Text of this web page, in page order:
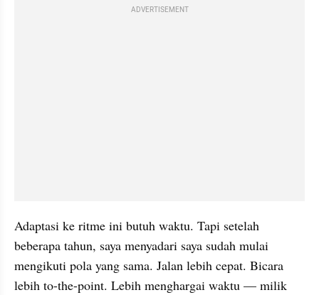
ADVERTISEMENT
Adaptasi ke ritme ini butuh waktu. Tapi setelah
beberapa tahun, saya menyadari saya sudah mulai
mengikuti pola yang sama. Jalan lebih cepat. Bicara
lebih to-the-point. Lebih menghargai waktu — milik